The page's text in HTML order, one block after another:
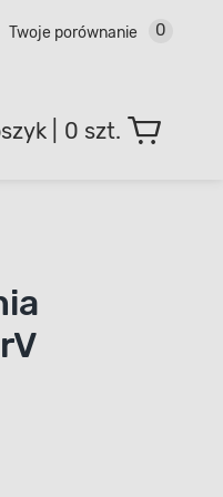
Twoje porównanie 0
0 szt.